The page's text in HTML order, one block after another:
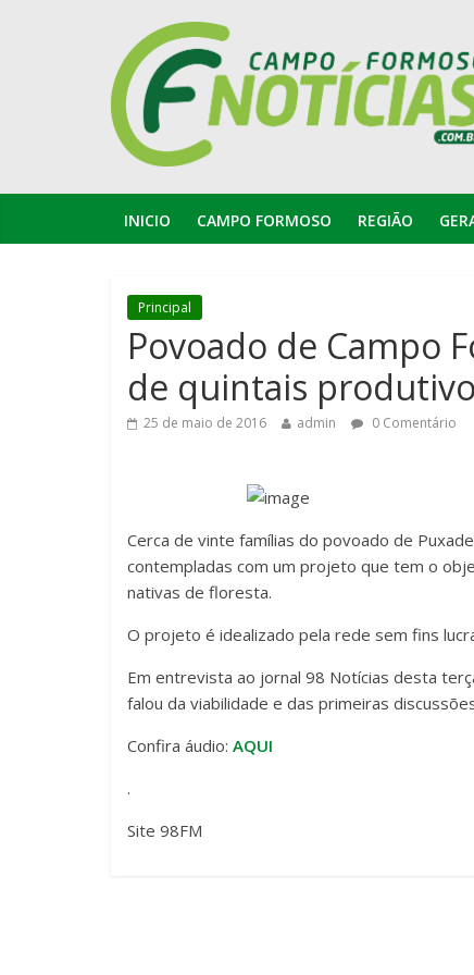
INICIO CAMPO FORMOSO REGIÃO
Principal
Povoado de Campo
de quintais
25 de maio de 2016 admin 0 Comentário
Cerca de vinte famílias do povoado de
contempladas com um projeto que tem o
nativas de floresta.
O projeto é idealizado pela rede sem fins
Em entrevista ao jornal 98 Notícias desta
falou da viabilidade e das primeiras
Confira áudio: AQUI
.
Site 98FM